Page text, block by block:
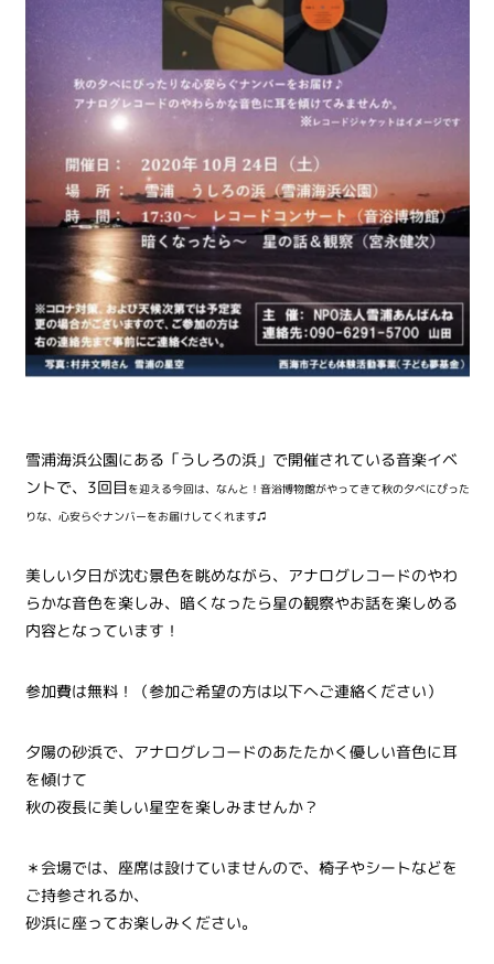
雪浦海浜公園にある「うしろの浜」で開催されている音楽イベ
ントで、3回目を迎える今回は、なんと！音浴博物館がやってきて秋の夕べにぴった
りな、心安らぐナンバーをお届けしてくれます♫
美しい夕日が沈む景色を眺めながら、アナログレコードのやわ
らかな音色を楽しみ、暗くなったら星の観察やお話を楽しめる
内容となっています！
参加費は無料！（参加ご希望の方は以下へご連絡ください）
夕陽の砂浜で、アナログレコードのあたたかく優しい音色に耳
を傾けて
秋の夜長に美しい星空を楽しみませんか？
＊会場では、座席は設けていませんので、椅子やシートなどを
ご持参されるか、
砂浜に座ってお楽しみください。